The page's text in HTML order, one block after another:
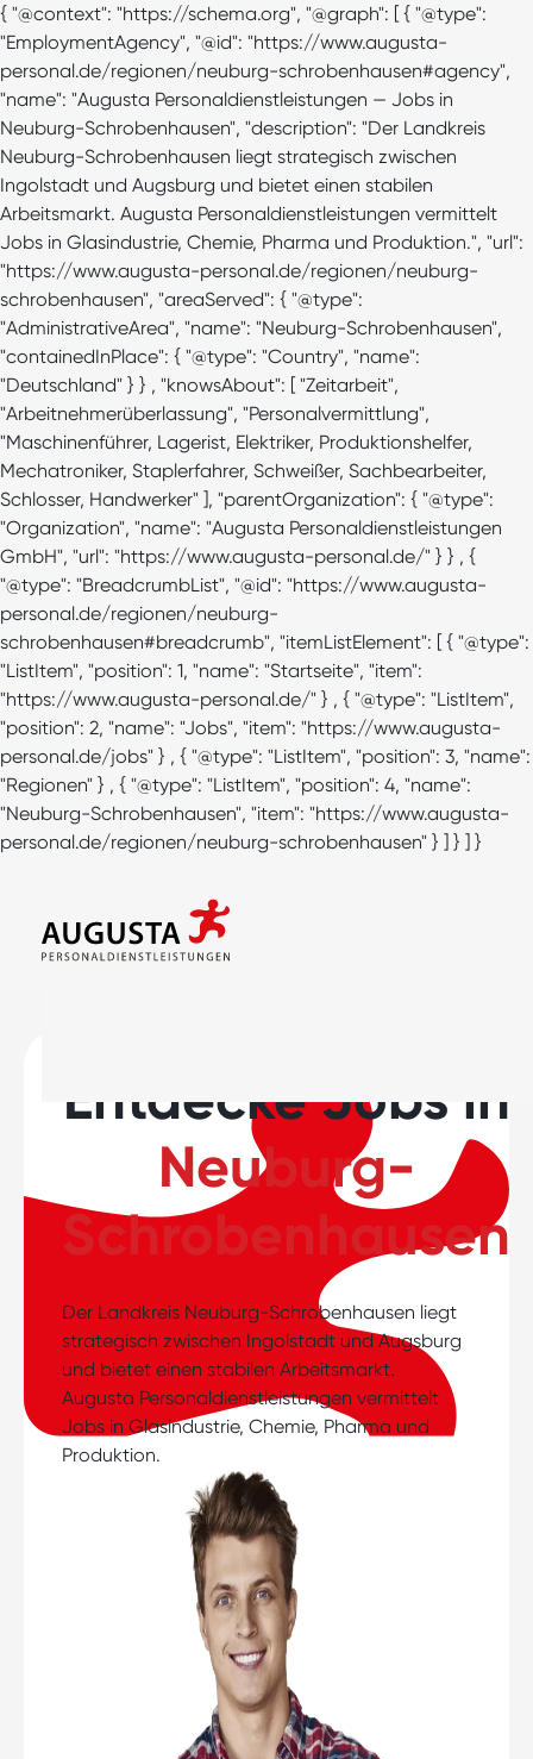
{ "@context": "https://schema.org", "@graph": [ { "@type":
"EmploymentAgency", "@id": "https://www.augusta-
personal.de/regionen/neuburg-schrobenhausen#agency",
"name": "Augusta Personaldienstleistungen — Jobs in
Neuburg-Schrobenhausen", "description": "Der Landkreis
Neuburg-Schrobenhausen liegt strategisch zwischen
Ingolstadt und Augsburg und bietet einen stabilen
Arbeitsmarkt. Augusta Personaldienstleistungen vermittelt
Jobs in Glasindustrie, Chemie, Pharma und Produktion.", "url":
"https://www.augusta-personal.de/regionen/neuburg-
schrobenhausen", "areaServed": { "@type":
"AdministrativeArea", "name": "Neuburg-Schrobenhausen",
"containedInPlace": { "@type": "Country", "name":
"Deutschland" } } , "knowsAbout": [ "Zeitarbeit",
"Arbeitnehmerüberlassung", "Personalvermittlung",
"Maschinenführer, Lagerist, Elektriker, Produktionshelfer,
Mechatroniker, Staplerfahrer, Schweißer, Sachbearbeiter,
Schlosser, Handwerker" ], "parentOrganization": { "@type":
"Organization", "name": "Augusta Personaldienstleistungen
GmbH", "url": "https://www.augusta-personal.de/" } } , {
"@type": "BreadcrumbList", "@id": "https://www.augusta-
personal.de/regionen/neuburg-
schrobenhausen#breadcrumb", "itemListElement": [ { "@type":
"ListItem", "position": 1, "name": "Startseite", "item":
"https://www.augusta-personal.de/" } , { "@type": "ListItem",
"position": 2, "name": "Jobs", "item": "https://www.augusta-
personal.de/jobs" } , { "@type": "ListItem", "position": 3, "name":
"Regionen" } , { "@type": "ListItem", "position": 4, "name":
"Neuburg-Schrobenhausen", "item": "https://www.augusta-
personal.de/regionen/neuburg-schrobenhausen" } ] } ] }
Entdecke Jobs in
Neuburg-
Schrobenhausen
Der Landkreis Neuburg-Schrobenhausen liegt
strategisch zwischen Ingolstadt und Augsburg
und bietet einen stabilen Arbeitsmarkt.
Augusta Personaldienstleistungen vermittelt
Jobs in Glasindustrie, Chemie, Pharma und
Produktion.